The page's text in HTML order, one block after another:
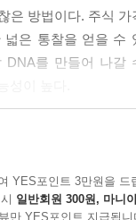
교육비로 지출하는
슨 뜬금없는 말이
, 국내외의 주식을
어떤 사교육보다 값
」 중에서
은 방법이다. 주식
은 통찰을 얻을 수
DNA를 만들어 나
기를 했기 때문이
분석해준다. 차트에
힘을 믿고 기다리는
YES포인트 3만원을 드
일반회원 300원, 마니
만 YES포인트 지급됩니